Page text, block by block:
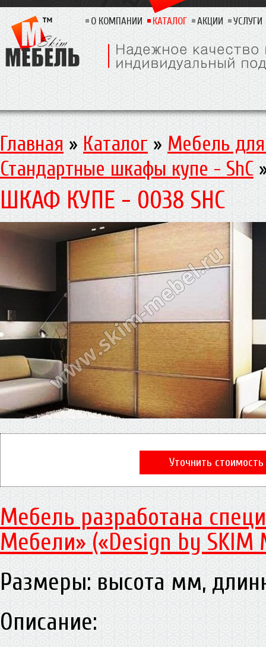
О КОМПАНИИ КАТАЛОГ АКЦИИ УСЛУГИ
Главная » Каталог » Мебель
Стандартные шкафы купе - ShC
ШКАФ КУПЕ - 0038 SHC
Уточнить стоимость
Мебель разработана
Мебели» («Design by SKIM
Размеры: высота мм,
Описание: